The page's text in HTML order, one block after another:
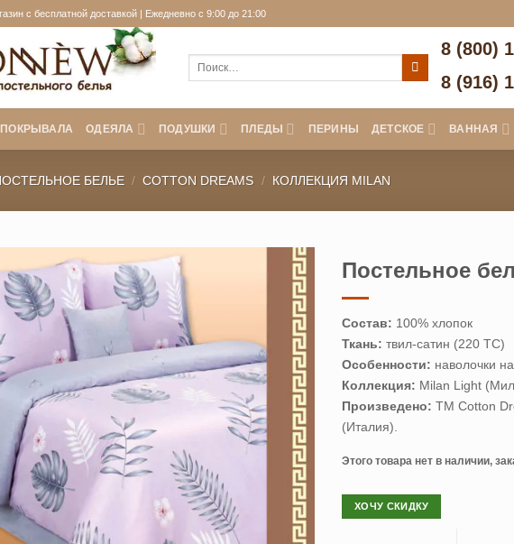
с бесплатной доставкой | Ежедневно с 9:00 до 21:00
8 (800)
8 (916)
ПОКРЫВАЛА ОДЕЯЛА ПОДУШКИ ПЛЕДЫ ПЕРИНЫ ДЕТСКОЕ ВАННАЯ
БЕЛЬЕ / COTTON DREAMS / КОЛЛЕКЦИЯ MILAN
Постельное
Состав: 100% хлопок
Ткань: твил-сатин (220 ТС)
Особенности: наволочки
Коллекция: Milan Light
Произведено: ТМ Cotton
(Италия).
Этого товара нет в наличии,
ХОЧУ СКИДКУ